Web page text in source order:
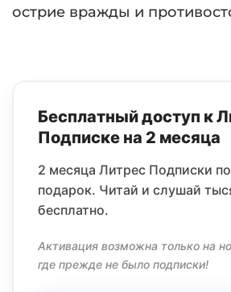
острие вражды и
Бесплатный доступ к
Подписке на 2 месяца
2 месяца Литрес Подписки
подарок. Читай и слушай
бесплатно.
Активация возможна только на
где прежде не было подписки!